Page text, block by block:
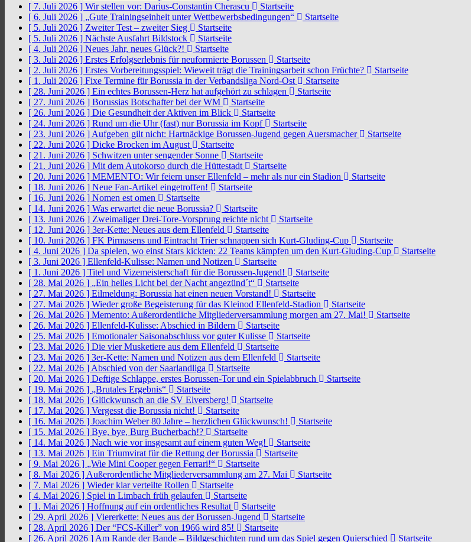
[ 7. Juli 2026 ] Wir stellen vor: Darius-Constantin Cherascu
Startseite
[ 6. Juli 2026 ] „Gute Trainingseinheit unter Wettbewerbsbedingungen“
Startseite
[ 5. Juli 2026 ] Zweiter Test – zweiter Sieg
Startseite
[ 5. Juli 2026 ] Nächste Ausfahrt Bildstock
Startseite
[ 4. Juli 2026 ] Neues Jahr, neues Glück?!
Startseite
[ 3. Juli 2026 ] Erstes Erfolgserlebnis für neuformierte Borussen
Startseite
[ 2. Juli 2026 ] Erstes Vorbereitungsspiel: Wieweit trägt die Trainingsarbeit schon Früchte?
Startseite
[ 1. Juli 2026 ] Fixe Termine für Borussia in der Verbandsliga Nord-Ost
Startseite
[ 28. Juni 2026 ] Ein echtes Borussen-Herz hat aufgehört zu schlagen
Startseite
[ 27. Juni 2026 ] Borussias Botschafter bei der WM
Startseite
[ 26. Juni 2026 ] Die Gesundheit der Aktiven im Blick
Startseite
[ 24. Juni 2026 ] Rund um die Uhr (fast) nur Borussia im Kopf
Startseite
[ 23. Juni 2026 ] Aufgeben gilt nicht: Hartnäckige Borussen-Jugend gegen Auersmacher
Startseite
[ 22. Juni 2026 ] Dicke Brocken im August
Startseite
[ 21. Juni 2026 ] Schwitzen unter sengender Sonne
Startseite
[ 21. Juni 2026 ] Mit dem Autokorso durch die Hüttestadt
Startseite
[ 20. Juni 2026 ] MEMENTO: Wir feiern unser Ellenfeld – mehr als nur ein Stadion
Startseite
[ 18. Juni 2026 ] Neue Fan-Artikel eingetroffen!
Startseite
[ 16. Juni 2026 ] Nomen est omen
Startseite
[ 14. Juni 2026 ] Was erwartet die neue Borussia?
Startseite
[ 13. Juni 2026 ] Zweimaliger Drei-Tore-Vorsprung reichte nicht
Startseite
[ 12. Juni 2026 ] 3er-Kette: Neues aus dem Ellenfeld
Startseite
[ 10. Juni 2026 ] FK Pirmasens und Eintracht Trier schnappen sich Kurt-Gluding-Cup
Startseite
[ 4. Juni 2026 ] Da spielen, wo einst Stars kickten: 22 Teams kämpfen um den Kurt-Gluding-Cup
Startseite
[ 3. Juni 2026 ] Ellenfeld-Kulisse: Namen und Notizen
Startseite
[ 1. Juni 2026 ] Titel und Vizemeisterschaft für die Borussen-Jugend!
Startseite
[ 28. Mai 2026 ] „Ein helles Licht bei der Nacht angezünd´t“
Startseite
[ 27. Mai 2026 ] Eilmeldung: Borussia hat einen neuen Vorstand!
Startseite
[ 27. Mai 2026 ] Wieder große Begeisterung für das Kleinod Ellenfeld-Stadion
Startseite
[ 26. Mai 2026 ] Memento: Außerordentliche Mitgliederversammlung morgen am 27. Mai!
Startseite
[ 26. Mai 2026 ] Ellenfeld-Kulisse: Abschied in Bildern
Startseite
[ 25. Mai 2026 ] Emotionaler Saisonabschluss vor guter Kulisse
Startseite
[ 23. Mai 2026 ] Die vier Musketiere aus dem Ellenfeld
Startseite
[ 23. Mai 2026 ] 3er-Kette: Namen und Notizen aus dem Ellenfeld
Startseite
[ 22. Mai 2026 ] Abschied von der Saarlandliga
Startseite
[ 20. Mai 2026 ] Deftige Schlappe, erstes Borussen-Tor und ein Spielabbruch
Startseite
[ 19. Mai 2026 ] „Brutales Ergebnis“
Startseite
[ 18. Mai 2026 ] Glückwunsch an die SV Elversberg!
Startseite
[ 17. Mai 2026 ] Vergesst die Borussia nicht!
Startseite
[ 16. Mai 2026 ] Joachim Weber 80 Jahre – herzlichen Glückwunsch!
Startseite
[ 15. Mai 2026 ] Bye, bye, Burg Bucherbach!?
Startseite
[ 14. Mai 2026 ] Nach wie vor insgesamt auf einem guten Weg!
Startseite
[ 13. Mai 2026 ] Ein Triumvirat für die Rettung der Borussia
Startseite
[ 9. Mai 2026 ] „Wie Mini Cooper gegen Ferrari!“
Startseite
[ 8. Mai 2026 ] Außerordentliche Mitgliederversammlung am 27. Mai
Startseite
[ 7. Mai 2026 ] Wieder klar verteilte Rollen
Startseite
[ 4. Mai 2026 ] Spiel in Limbach früh gelaufen
Startseite
[ 1. Mai 2026 ] Hoffnung auf ein ordentliches Resultat
Startseite
[ 29. April 2026 ] Viererkette: Neues aus der Borussen-Jugend
Startseite
[ 28. April 2026 ] Der “FCS-Killer” von 1966 wird 85!
Startseite
[ 26. April 2026 ] Am Rande der Bande – Bildgeschichten rund um das Spiel gegen Quierschied
Startseite